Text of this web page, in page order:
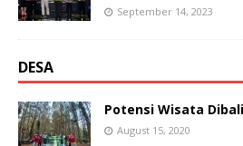
September 14, 2023
DESA
Potensi Wisata
August 15, 2020